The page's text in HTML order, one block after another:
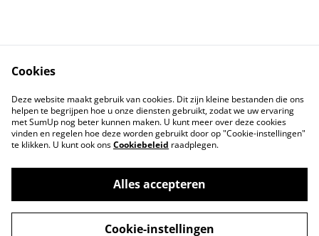
Contact
Voorwaarden
Privacybeleid
Cookiebeleid
©2026Markthuis Friesland
Cookies
Deze website maakt gebruik van cookies. Dit zijn kleine bestanden die ons
helpen te begrijpen hoe u onze diensten gebruikt, zodat we uw ervaring
met SumUp nog beter kunnen maken. U kunt meer over deze cookies
vinden en regelen hoe deze worden gebruikt door op "Cookie-instellingen"
te klikken. U kunt ook onsCookiebeleid raadplegen.
Alles accepteren
Cookie-instellingen